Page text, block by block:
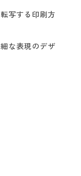
写する印刷方
な表現のデザ